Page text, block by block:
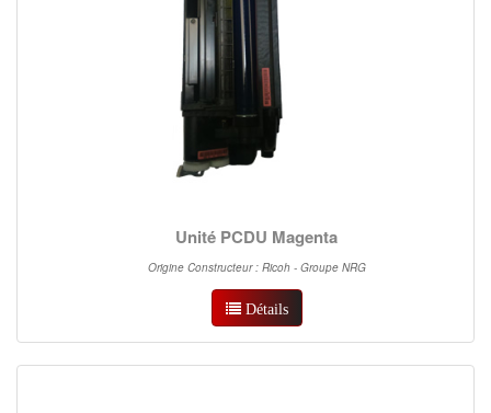
Unité PCDU Magenta
Origine Constructeur : Ricoh - Groupe NRG
Détails